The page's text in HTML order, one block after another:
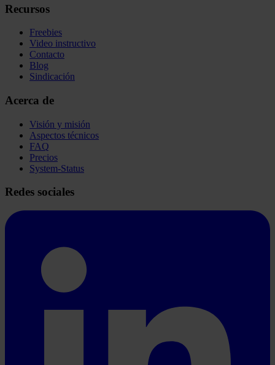
Recursos
Freebies
Video instructivo
Contacto
Blog
Sindicación
Acerca de
Visión y misión
Aspectos técnicos
FAQ
Precios
System-Status
Redes sociales